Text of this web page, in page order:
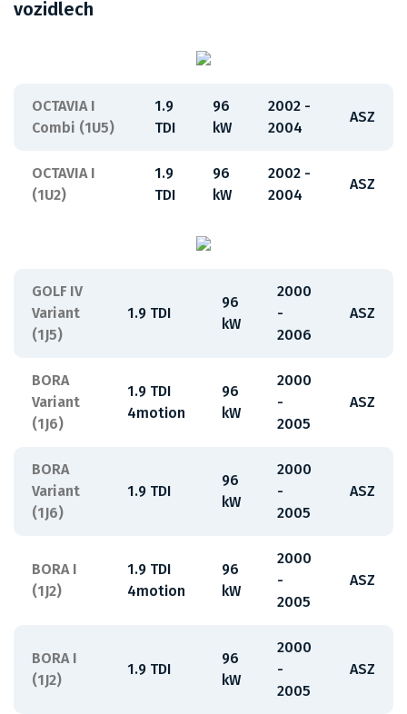
vozidlech
OCTAVIA I
Combi (1U5)
1.9
TDI
96
kW
2002 -
2004
ASZ
OCTAVIA I
(1U2)
1.9
TDI
96
kW
2002 -
2004
ASZ
GOLF IV
Variant
(1J5)
1.9 TDI
96
kW
2000
-
2006
ASZ
BORA
Variant
(1J6)
1.9 TDI
4motion
96
kW
2000
-
2005
ASZ
BORA
Variant
(1J6)
1.9 TDI
96
kW
2000
-
2005
ASZ
BORA I
(1J2)
1.9 TDI
4motion
96
kW
2000
-
2005
ASZ
BORA I
(1J2)
1.9 TDI
96
kW
2000
-
2005
ASZ